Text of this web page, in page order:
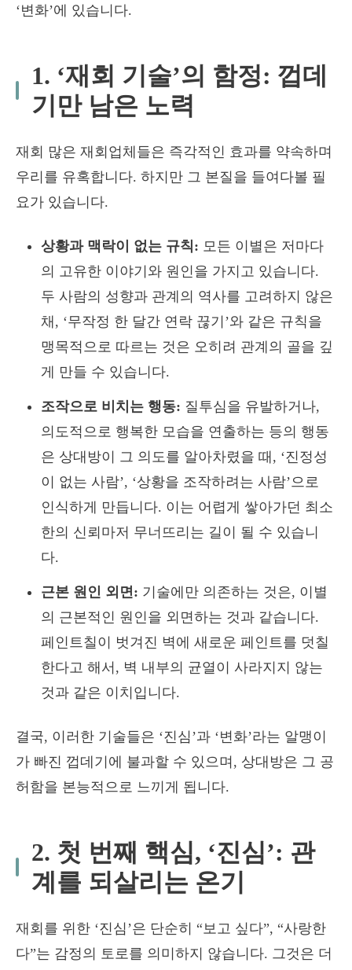
‘변화’에 있습니다.
1. ‘재회 기술’의 함정: 껍데
기만 남은 노력
재회 많은 재회업체들은 즉각적인 효과를 약속하며
우리를 유혹합니다. 하지만 그 본질을 들여다볼 필
요가 있습니다.
상황과 맥락이 없는 규칙: 모든 이별은 저마다
의 고유한 이야기와 원인을 가지고 있습니다.
두 사람의 성향과 관계의 역사를 고려하지 않은
채, ‘무작정 한 달간 연락 끊기’와 같은 규칙을
맹목적으로 따르는 것은 오히려 관계의 골을 깊
게 만들 수 있습니다.
조작으로 비치는 행동: 질투심을 유발하거나,
의도적으로 행복한 모습을 연출하는 등의 행동
은 상대방이 그 의도를 알아차렸을 때, ‘진정성
이 없는 사람’, ‘상황을 조작하려는 사람’으로
인식하게 만듭니다. 이는 어렵게 쌓아가던 최소
한의 신뢰마저 무너뜨리는 길이 될 수 있습니
다.
근본 원인 외면: 기술에만 의존하는 것은, 이별
의 근본적인 원인을 외면하는 것과 같습니다.
페인트칠이 벗겨진 벽에 새로운 페인트를 덧칠
한다고 해서, 벽 내부의 균열이 사라지지 않는
것과 같은 이치입니다.
결국, 이러한 기술들은 ‘진심’과 ‘변화’라는 알맹이
가 빠진 껍데기에 불과할 수 있으며, 상대방은 그 공
허함을 본능적으로 느끼게 됩니다.
2. 첫 번째 핵심, ‘진심’: 관
계를 되살리는 온기
재회를 위한 ‘진심’은 단순히 “보고 싶다”, “사랑한
다”는 감정의 토로를 의미하지 않습니다. 그것은 더